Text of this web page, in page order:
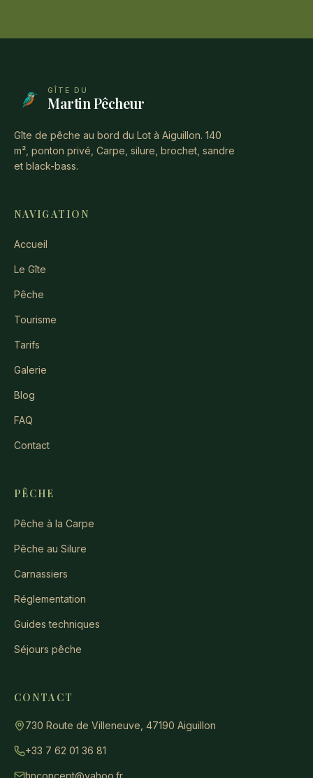
GÎTE DU
Martin Pêcheur
Gîte de pêche au bord du Lot à Aiguillon. 140
m², ponton privé, Carpe, silure, brochet, sandre
et black-bass.
NAVIGATION
Accueil
Le Gîte
Pêche
Tourisme
Tarifs
Galerie
Blog
FAQ
Contact
PÊCHE
Pêche à la Carpe
Pêche au Silure
Carnassiers
Réglementation
Guides techniques
Séjours pêche
CONTACT
730 Route de Villeneuve, 47190 Aiguillon
+33 7 62 01 36 81
hnconcept@yahoo.fr